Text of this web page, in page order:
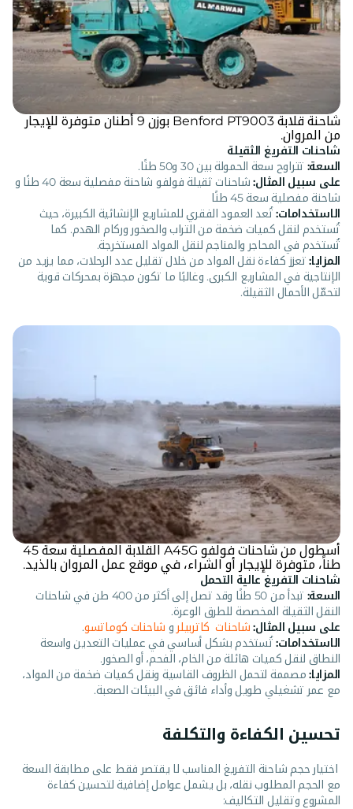
شاحنة قلابة Benford PT9003 بوزن 9 أطنان متوفرة للإيجار
من المروان.
شاحنات التفريغ الثقيلة
السعة: تتراوح سعة الحمولة بين 30 و50 طنًا.
على سبيل المثال:
شاحنات ثقيلة فولفو شاحنة مفصلية سعة 40 طنًا و
شاحنة مفصلية سعة 45 طنًا
الاستخدامات:تُعد العمود الفقري للمشاريع الإنشائية الكبيرة، حيث
تُستخدم لنقل كميات ضخمة من التراب والصخور وركام الهدم. كما
تُستخدم في المحاجر والمناجم لنقل المواد المستخرجة.
المزايا:تعزز كفاءة نقل المواد من خلال تقليل عدد الرحلات، مما يزيد من
الإنتاجية في المشاريع الكبرى. وغالبًا ما تكون مجهزة بمحركات قوية
لتحمّل الأحمال الثقيلة.
أسطول من شاحنات فولفو A45G القلابة المفصلية سعة 45
طناً، متوفرة للإيجار أو الشراء، في موقع عمل المروان بالذيد.
شاحنات التفريغ عالية التحمل
السعة:
تبدأ من 50 طنًا وقد تصل إلى أكثر من 400 طن في شاحنات
النقل الثقيلة المخصصة للطرق الوعرة.
على سبيل المثال: شاحنات كاتربيلر و شاحنات كوماتسو.
الاستخدامات:تُستخدم بشكل أساسي في عمليات التعدين واسعة
النطاق لنقل كميات هائلة من الخام، الفحم، أو الصخور.
المزايا:مصممة لتحمل الظروف القاسية ونقل كميات ضخمة من المواد،
مع عمر تشغيلي طويل وأداء فائق في البيئات الصعبة.
تحسين الكفاءة والتكلفة
اختيار حجم شاحنة التفريغ المناسب لا يقتصر فقط على مطابقة السعة
مع الحجم المطلوب نقله، بل يشمل عوامل إضافية لتحسين كفاءة
المشروع وتقليل التكاليف: